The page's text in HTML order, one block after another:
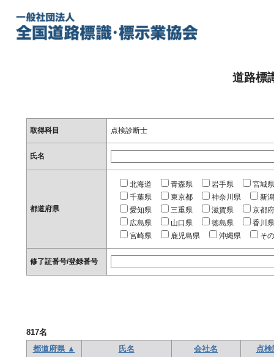
道路標
取得科目 点検診断士
氏名
都道府県
北海道 青森県 岩手県
宮城県
千葉県
東京都 神奈川県
新
愛知県
三重県 滋賀県
京都府
広島県
山口県 徳島県
香川県
宮崎県
鹿児島県 沖縄県 そ
修了証番号/登録番号
817名
都道府県 ▲
氏名 会社名 点